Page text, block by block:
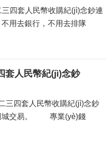
四套人民幣收購紀(jì)念鈔連
去銀行，不用去排隊
套人民幣紀(jì)念鈔
四套人民幣收購紀(jì)念鈔
交易。 專業(yè)錢